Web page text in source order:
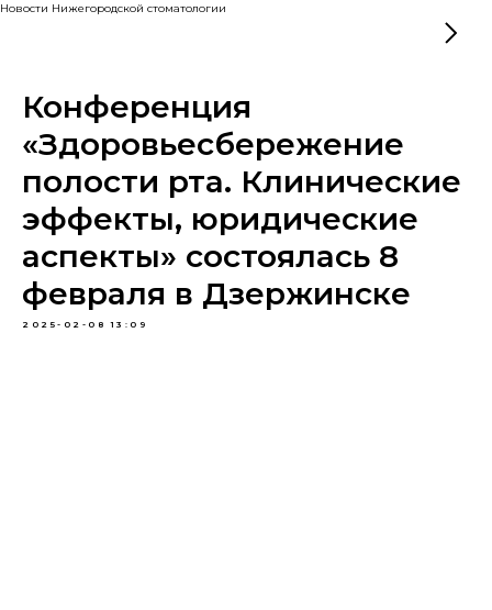
Новости Нижегородской стоматологии
Конференция
«Здоровьесбережение
полости рта. Клинические
эффекты, юридические
аспекты» состоялась 8
февраля в Дзержинске
2025-02-08 13:09